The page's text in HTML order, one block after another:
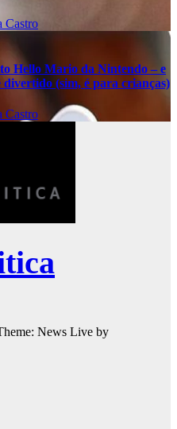
Castro
Hello Mario da Nintendo – e
divertido (sim, é para crianças)
Castro
News Live by